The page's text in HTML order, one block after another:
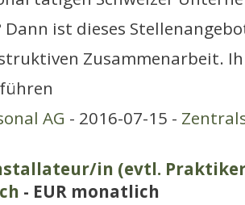
Dann ist dieses
Zusammenarbeit.
AG - 2016-07-15 -
in (evtl.
- EUR monatlich